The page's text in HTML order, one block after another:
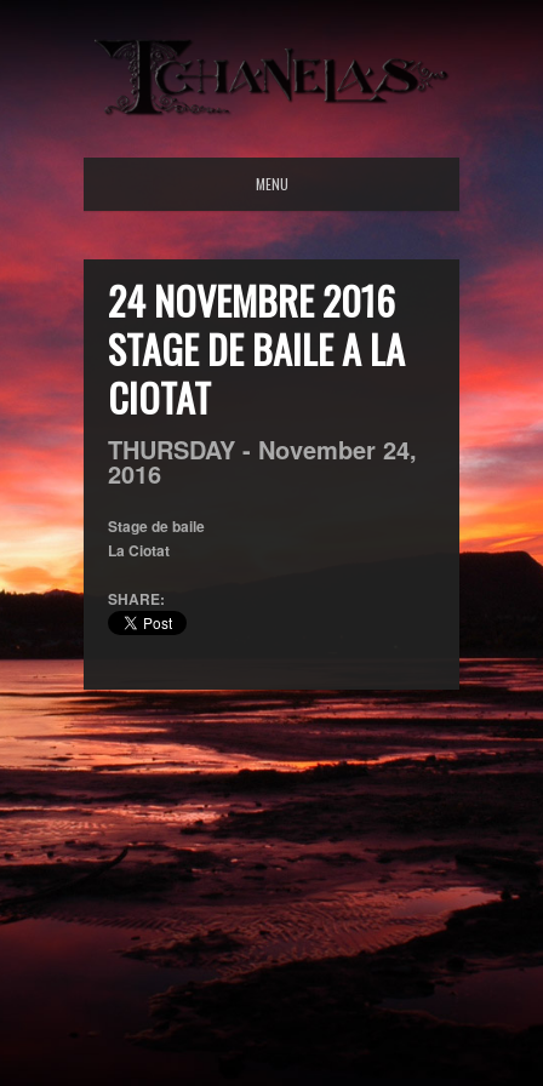
MENU
24 NOVEMBRE 2016
STAGE DE BAILE A LA
CIOTAT
THURSDAY - November 24,
2016
Stage de baile
La Ciotat
SHARE: